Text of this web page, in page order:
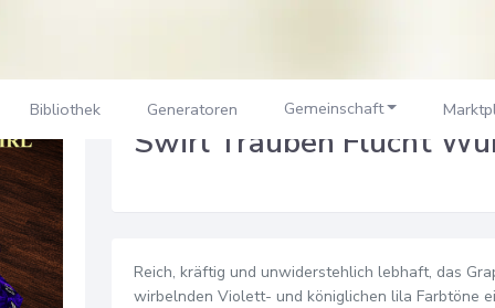
Bibliothek Generatoren Gemeinschaft
Swirl Trauben Flucht
Reich, kräftig und unwiderstehlich lebhaft, das
wirbelnden Violett- und königlichen lila Farbtöne